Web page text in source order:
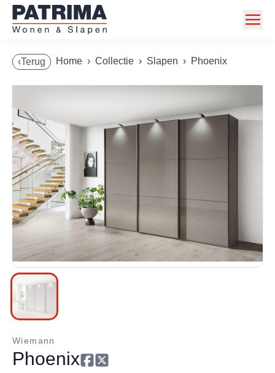
Toonzaalmodellen
Acties
Contact
‹Terug Home › Collectie › Slapen › Phoenix
Wiemann
Phoenix